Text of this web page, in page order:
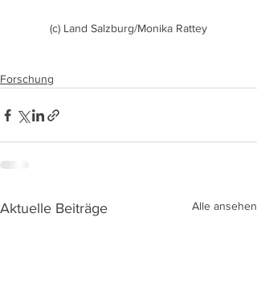
(c) Land Salzburg/Monika Rattey
Forschung
Aktuelle Beiträge Alle ansehen